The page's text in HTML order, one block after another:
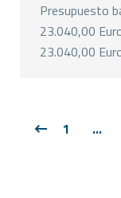
Presupuesto
23.040,00
23.040,00
1 …